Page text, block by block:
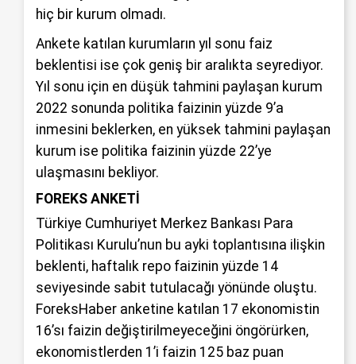
hiç bir kurum olmadı.
Ankete katılan kurumların yıl sonu faiz
beklentisi ise çok geniş bir aralıkta seyrediyor.
Yıl sonu için en düşük tahmini paylaşan kurum
2022 sonunda politika faizinin yüzde 9’a
inmesini beklerken, en yüksek tahmini paylaşan
kurum ise politika faizinin yüzde 22’ye
ulaşmasını bekliyor.
FOREKS ANKETİ
Türkiye Cumhuriyet Merkez Bankası Para
Politikası Kurulu’nun bu ayki toplantısına ilişkin
beklenti, haftalık repo faizinin yüzde 14
seviyesinde sabit tutulacağı yönünde oluştu.
ForeksHaber anketine katılan 17 ekonomistin
16’sı faizin değiştirilmeyeceğini öngörürken,
ekonomistlerden 1’i faizin 125 baz puan